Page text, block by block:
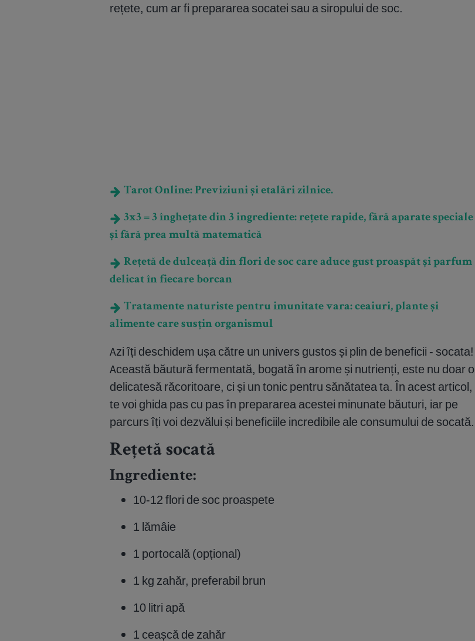
rețete, cum ar fi prepararea socatei sau a siropului de soc.
Tarot Online: Previziuni și etalări zilnice.
3x3 = 3 înghețate din 3 ingrediente: rețete rapide, fără aparate speciale
și fără prea multă matematică
Rețetă de dulceață din flori de soc care aduce gust proaspăt și parfum
delicat în fiecare borcan
Tratamente naturiste pentru imunitate vara: ceaiuri, plante și
alimente care susțin organismul
Azi îți deschidem ușa către un univers gustos și plin de beneficii - socata!
Această băutură fermentată, bogată în arome și nutrienți, este nu doar o
delicatesă răcoritoare, ci și un tonic pentru sănătatea ta. În acest articol,
te voi ghida pas cu pas în prepararea acestei minunate băuturi, iar pe
parcurs îți voi dezvălui și beneficiile incredibile ale consumului de socată.
Rețetă socată
Ingrediente:
10-12 flori de soc proaspete
1 lămâie
1 portocală (opțional)
1 kg zahăr, preferabil brun
10 litri apă
1 ceașcă de zahăr